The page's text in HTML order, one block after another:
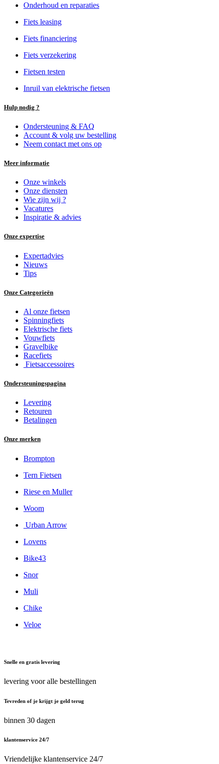
Onderhoud en reparaties
Fiets leasing
Fiets financiering
Fiets verzekering
Fietsen testen
Inruil van elektrische fietsen
Hulp nodig ?
Ondersteuning & FAQ
Account & volg uw bestelling
Neem contact met ons op
Meer informatie
Onze winkels
Onze diensten
Wie zijn wij ?
Vacatures
Inspiratie & advies
Onze expertise
Expertadvies
Nieuws
Tips
Onze Categorieën
Al onze fietsen
Spinningfiets
Elektrische fiets
Vouwfiets
Gravelbike
Racefiets
Fietsaccessoires
Ondersteuningspagina
Levering
Retouren
Betalingen
Onze merken
Brompton
Tern Fietsen
Riese en Muller
Woom
Urban Arrow
Lovens
Bike43
Snor
Muli
Chike
Veloe
Snelle en gratis levering
levering voor alle bestellingen
Tevreden of je krijgt je geld terug
binnen 30 dagen
klantenservice 24/7
Vriendelijke klantenservice 24/7